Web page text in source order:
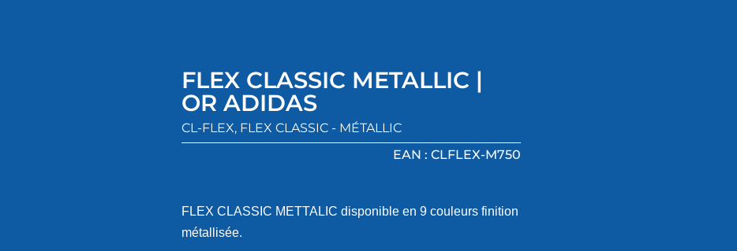
FLEX CLASSIC METALLIC |
OR ADIDAS
CL-FLEX, FLEX CLASSIC - MÉTALLIC
EAN : CLFLEX-M750
FLEX CLASSIC METTALIC disponible en 9 couleurs finition
métallisée.